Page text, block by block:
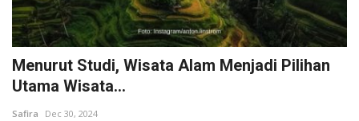
Menurut Studi, Wisata Alam Menjadi Pilihan
Utama Wisata...
Safira Dec 30, 2024